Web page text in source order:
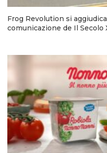
Frog Revolution si
comunicazione de Il Secolo